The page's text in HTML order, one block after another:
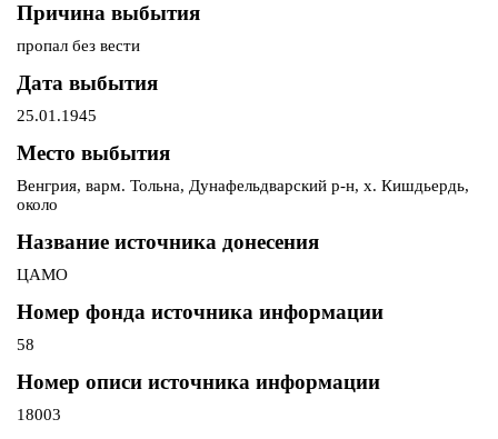
Причина выбытия
пропал без вести
Дата выбытия
25.01.1945
Место выбытия
Венгрия, варм. Тольна, Дунафельдварский р-н, х. Кишдьердь,
около
Название источника донесения
ЦАМО
Номер фонда источника информации
58
Номер описи источника информации
18003